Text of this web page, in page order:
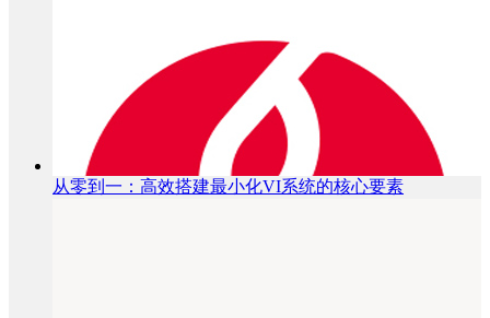
从零到一：高效搭建最小化VI系统的核心要素